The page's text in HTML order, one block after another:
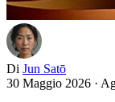
Di Jun Satō
30 Maggio 2026 ·